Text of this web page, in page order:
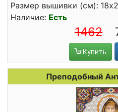
Размер вышивки (см):
Наличие: Есть
1462
Купить
Преподобный